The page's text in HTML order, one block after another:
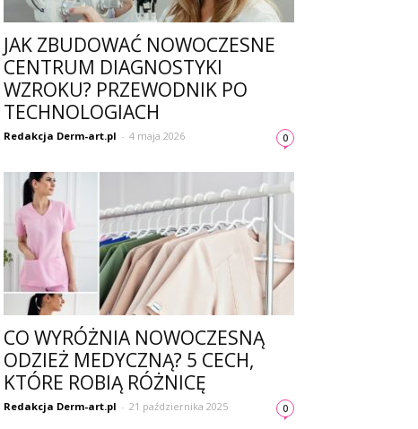
JAK ZBUDOWAĆ NOWOCZESNE
CENTRUM DIAGNOSTYKI
WZROKU? PRZEWODNIK PO
TECHNOLOGIACH
Redakcja Derm-art.pl - 4 maja 2026 0
CO WYRÓŻNIA NOWOCZESNĄ
ODZIEŻ MEDYCZNĄ? 5 CECH,
KTÓRE ROBIĄ RÓŻNICĘ
Redakcja Derm-art.pl - 21 października 2025 0